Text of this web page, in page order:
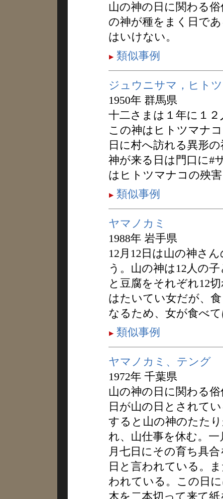
山の神の日に関わる
の神が種をまく日で
はいけない。
類似事例
ジュウニサマ，ヒト
1950年 群馬県
十二さまは１年に１
この神はヒトツマナ
日に村へ訪れる異形
神が来る日は門口に#
はヒトツマナコの殃
類似事例
ヤマノカミ
1988年 岩手県
12月12日は山の神さ
う。山の神は12人の
と豆腐をそれぞれ12
はたいてい女だが、
なるため、女が食べ
類似事例
ヤマノカミ、テング
1972年 千葉県
山の神の日に関わる
日が山の日とされて
すると山の神のたた
れ、山仕事を休む。
月七日にその育ち具
日と言われている。
われている。この日
木を二本切って来て